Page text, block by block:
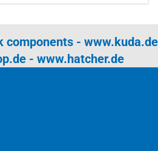
components - www.kuda.de
- www.hatcher.de